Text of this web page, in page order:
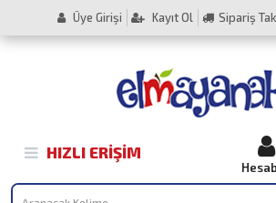
Üye Girişi Kayıt Ol Sipariş
HIZLI ERIŞIM